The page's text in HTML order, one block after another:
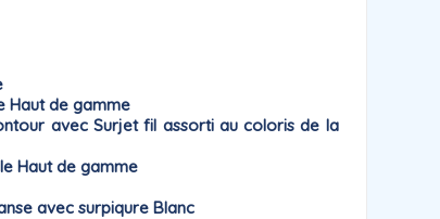
Haut de gamme
avec Surjet fil assorti au coloris de la
Haut de gamme
avec surpiqure Blanc